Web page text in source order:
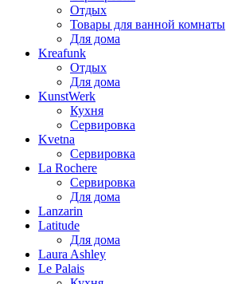
Отдых
Товары для ванной комнаты
Для дома
Kreafunk
Отдых
Для дома
KunstWerk
Кухня
Сервировка
Kvetna
Сервировка
La Rochere
Сервировка
Для дома
Lanzarin
Latitude
Для дома
Laura Ashley
Le Palais